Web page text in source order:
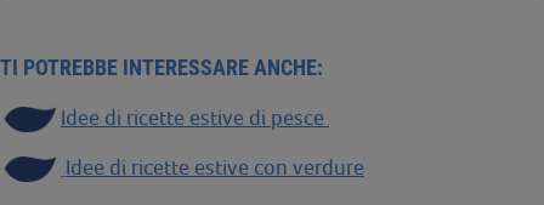
TI POTREBBE INTERESSARE ANCHE:
Idee di ricette estive di pesce
Idee di ricette estive con verdure